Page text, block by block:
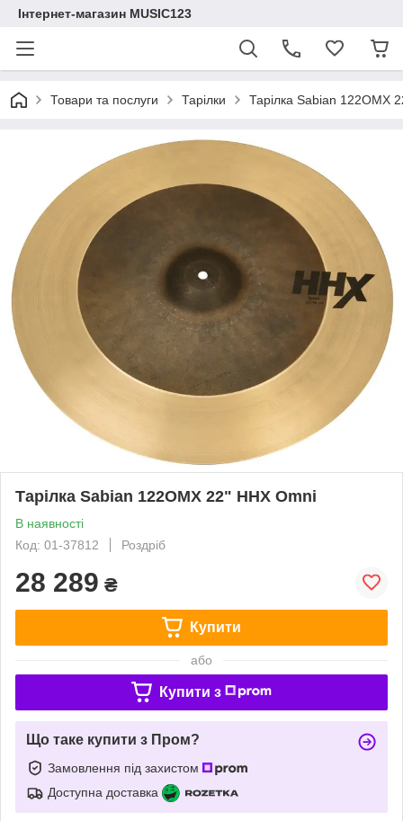
Інтернет-магазин MUSIC123
Товари та послуги Тарілки Тарілка Sabian 122OMX
Тарілка Sabian 122OMX 22" HHX Omni
В наявності
Код: 01-37812
Роздріб
28 289 ₴
Купити
або
Купити з
Що таке купити з Пром?
Замовлення під захистом
Доступна доставка